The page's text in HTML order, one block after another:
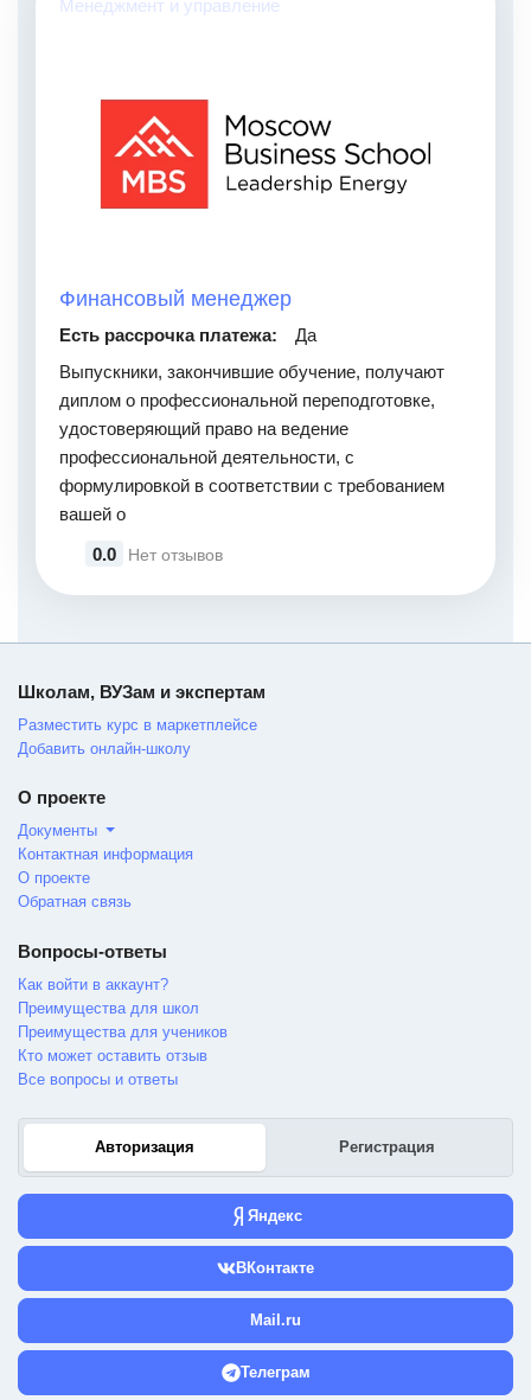
Менеджмент и управление
Финансовый менеджер
Есть рассрочка платежа:
Да
Выпускники, закончившие обучение, получают
диплом о профессиональной переподготовке,
удостоверяющий право на ведение
профессиональной деятельности, с
формулировкой в соответствии с требованием
вашей о
0.0
Нет отзывов
Школам, ВУЗам и экспертам
Разместить курс в маркетплейсе
Добавить онлайн-школу
О проекте
Документы
Контактная информация
О проекте
Обратная связь
Вопросы-ответы
Как войти в аккаунт?
Преимущества для школ
Преимущества для учеников
Кто может оставить отзыв
Все вопросы и ответы
Авторизация Регистрация
Яндекс
ВКонтакте
Mail.ru
Телеграм